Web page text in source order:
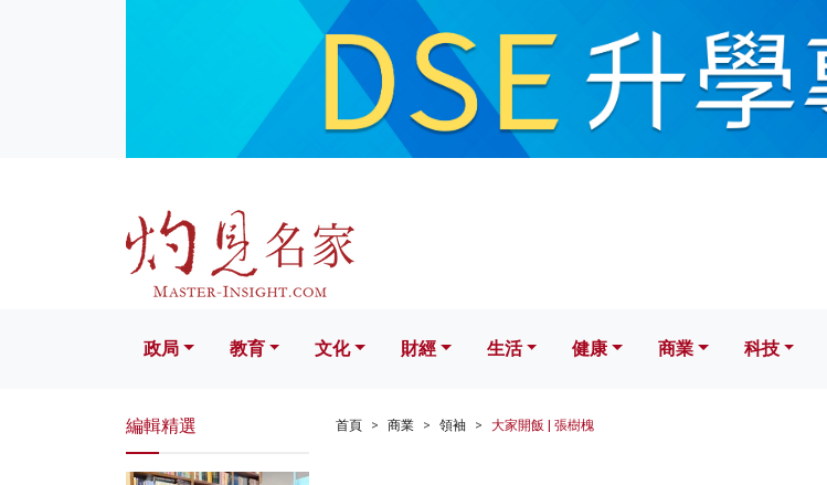
文化 財經 生活 健康 科技
政局 教育 文化 財經 生活 健康 商業 科技
首頁 商業 領袖 大家開飯 | 張樹槐
編輯精選